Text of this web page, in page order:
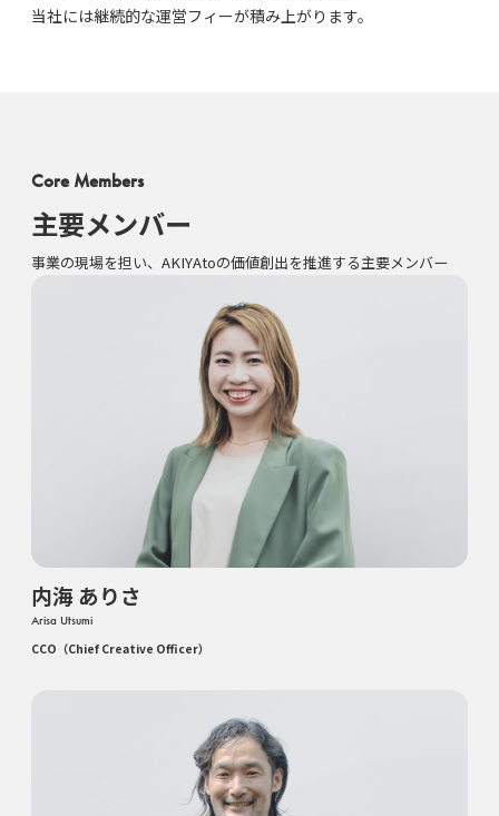
当社には継続的な運営フィーが積み上がります。
Core Members
主要メンバー
事業の現場を担い、AKIYAtoの価値創出を推進する主要メンバー
内海 ありさ
Arisa Utsumi
CCO（Chief Creative Officer）